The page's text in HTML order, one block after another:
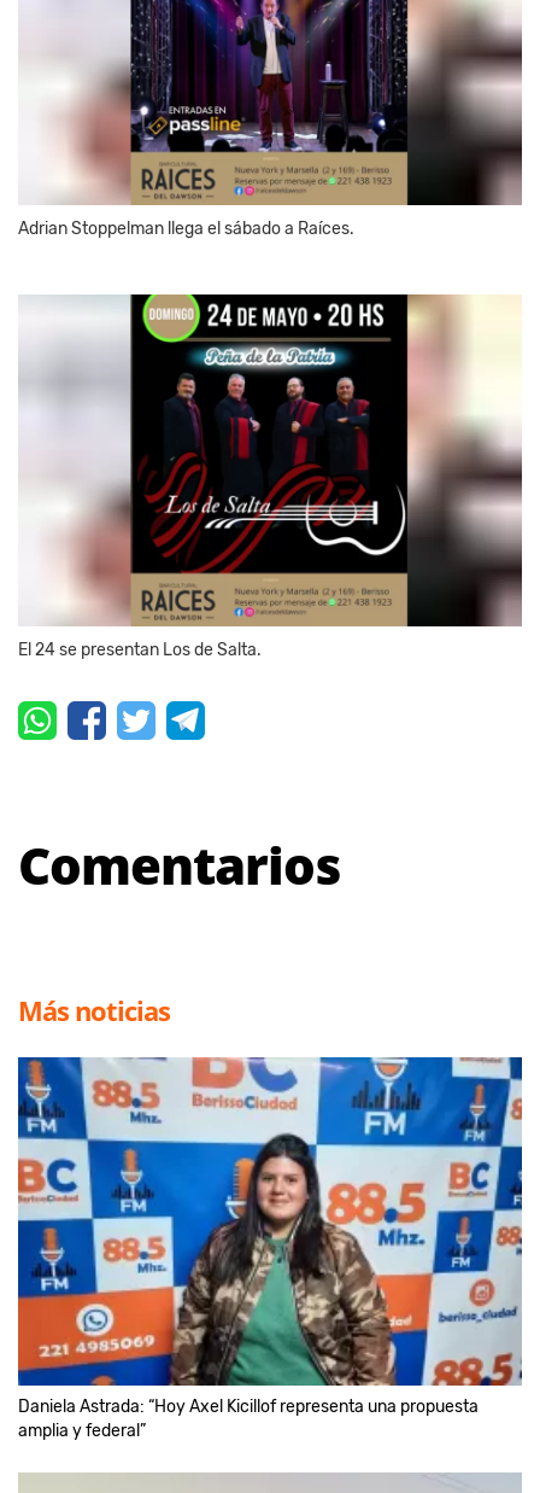
Adrian Stoppelman llega el sábado a Raíces.
El 24 se presentan Los de Salta.
Comentarios
Más noticias
Daniela Astrada: “Hoy Axel Kicillof representa una propuesta
amplia y federal”